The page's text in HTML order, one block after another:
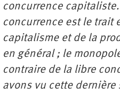
concurrence
concurrence est le trait
capitalisme et de la
en général ; le
contraire de la libre
avons vu cette dernière